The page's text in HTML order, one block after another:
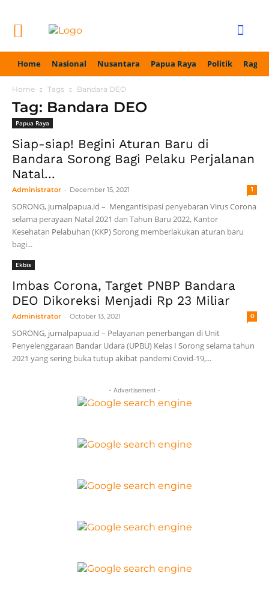
Home Nasional Nusantara Papua Raya Politik
Home Tags Bandara DEO
Tag: Bandara DEO
Papua Raya
Siap-siap! Begini Aturan Baru di
Bandara Sorong Bagi Pelaku Perjalanan
Natal...
Administrator - December 15, 2021 1
SORONG, jurnalpapua.id – Mengantisipasi penyebaran Virus Corona
selama perayaan Natal 2021 dan Tahun Baru 2022, Kantor
Kesehatan Pelabuhan (KKP) Sorong memberlakukan aturan baru
bagi...
Ekbis
Imbas Corona, Target PNBP Bandara
DEO Dikoreksi Menjadi Rp 23 Miliar
Administrator - October 13, 2021 0
SORONG, jurnalpapua.id – Pelayanan penerbangan di Unit
Penyelenggaraan Bandar Udara (UPBU) Kelas I Sorong selama tahun
2021 yang sering buka tutup akibat pandemi Covid-19,...
- Advertisement -